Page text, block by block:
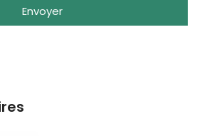
Envoyer